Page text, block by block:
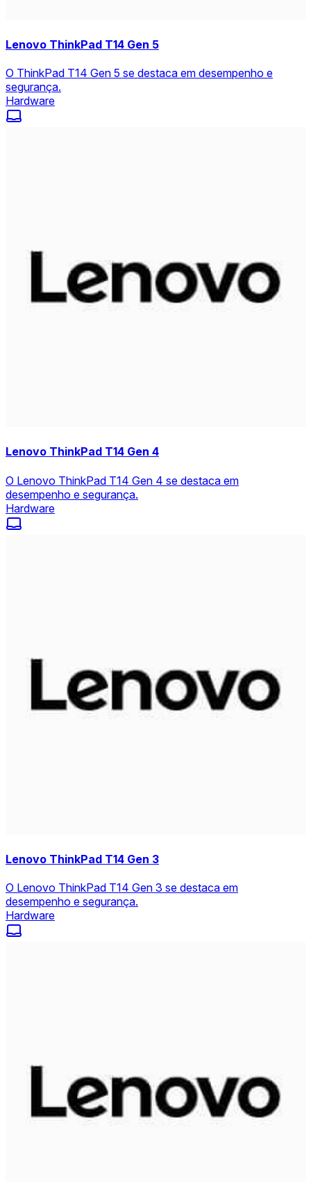
Lenovo ThinkPad T14 Gen 5
O ThinkPad T14 Gen 5 se destaca em desempenho e
segurança.
Hardware
Lenovo ThinkPad T14 Gen 4
O Lenovo ThinkPad T14 Gen 4 se destaca em
desempenho e segurança.
Hardware
Lenovo ThinkPad T14 Gen 3
O Lenovo ThinkPad T14 Gen 3 se destaca em
desempenho e segurança.
Hardware